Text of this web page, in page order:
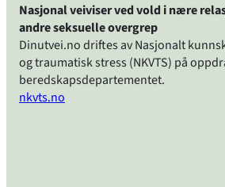
Nasjonal veiviser ved vold i nære
andre seksuelle overgrep
Dinutvei.no driftes av Nasjonalt
og traumatisk stress (NKVTS) på
beredskapsdepartementet.
nkvts.no